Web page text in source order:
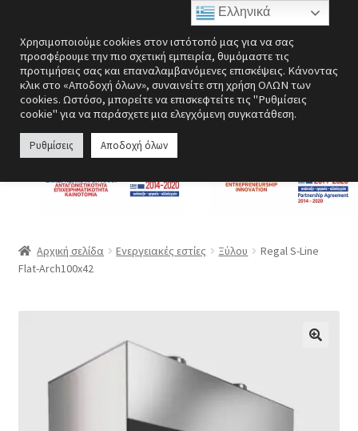
μετάβαση
στην
πλοήγηση
σε
περιεχόμενο
Ενεργειακές εστίες
υπό-
μενού
Ανεμιστήρες
Χρήσιμα
Αρχική σελίδα Ενεργειακές εστίες Ξύλου
Regal S-Line
Flat-Arch100x42
Χρησιμοποιούμε cookies στον ιστότοπό μας για να σας
προσφέρουμε την πιο σχετική εμπειρία, θυμόμαστε τις
προτιμήσεις σας και επαναλαμβανόμενες επισκέψεις. Κάνοντας
κλικ στο «Αποδοχή όλων», συναινείτε στη χρήση ΟΛΩΝ των
cookies. Ωστόσο, μπορείτε να επισκεφτείτε τις "Ρυθμίσεις
cookie" για να παράσχετε μια ελεγχόμενη συγκατάθεση.
Ρυθμίσεις Αποδοχή όλων
Ελληνικά